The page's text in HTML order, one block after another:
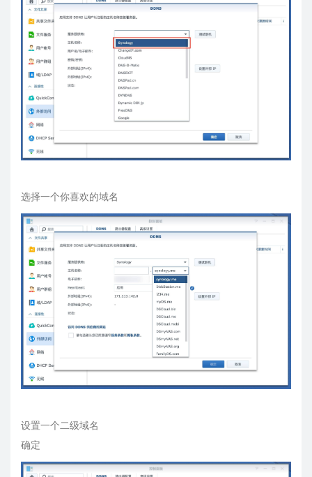
选择一个你喜欢的域名
设置一个二级域名
确定